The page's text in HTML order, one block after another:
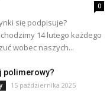
0
się podpisuje?
14 lutego każdego
wobec naszych...
polimerowy?
15 października 2025